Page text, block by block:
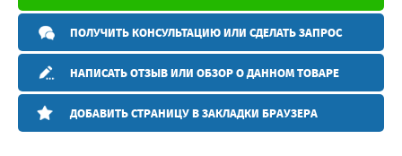
ПОЛУЧИТЬ КОНСУЛЬТАЦИЮ ИЛИ СДЕЛАТЬ ЗАПРОС
НАПИСАТЬ ОТЗЫВ ИЛИ ОБЗОР О ДАННОМ ТОВАРЕ
ДОБАВИТЬ СТРАНИЦУ В ЗАКЛАДКИ БРАУЗЕРА